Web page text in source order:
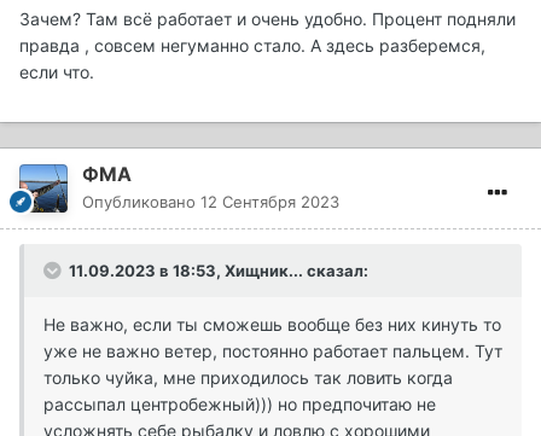
Зачем? Там всё работает и очень удобно. Процент подняли
правда , совсем негуманно стало. А здесь разберемся,
если что.
ФМА
Опубликовано 12 Сентября 2023
11.09.2023 в 18:53, Хищник... сказал:
Не важно, если ты сможешь вообще без них кинуть то
уже не важно ветер, постоянно работает пальцем. Тут
только чуйка, мне приходилось так ловить когда
рассыпал центробежный))) но предпочитаю не
усложнять себе рыбалку и ловлю с хорошими